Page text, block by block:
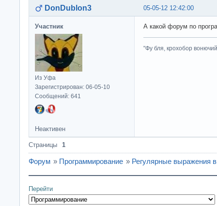
05-05-12 12:42:00
DonDublon3
Участник
Из Уфа
Зарегистрирован: 06-05-10
Сообщений: 641
А какой форум по
"Фу бля, крохобор
Неактивен
Страницы 1
Форум » Программирование » Регулярные выражения
Перейти